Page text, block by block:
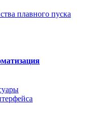
плавного пуска